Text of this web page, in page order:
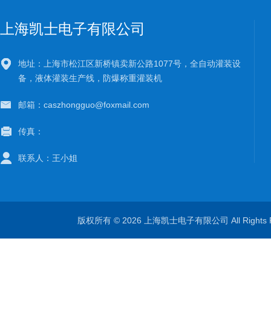
上海凯士电子有限公司
地址：上海市松江区新桥镇卖新公路1077号，全自动灌装设
备，液体灌装生产线，防爆称重灌装机
邮箱：caszhongguo@foxmail.com
传真：
联系人：王小姐
版权所有 © 2026 上海凯士电子有限公司 All